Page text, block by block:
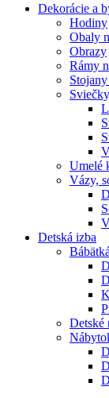
Dekorácie a
Hodiny
Obaly
Obrazy
Rámy
Umelé
Vázy,
Detská izba
Bábätká
Detské